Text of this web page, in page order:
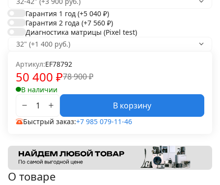
Гарантия 1 год (+5 040 ₽)
Гарантия 2 года (+7 560 ₽)
Диагностика матрицы (Pixel test)
Артикул:EF78792
78 900₽
50 400 ₽
В наличии
В корзину
Быстрый заказ:+7 985 079-11-46
О товаре